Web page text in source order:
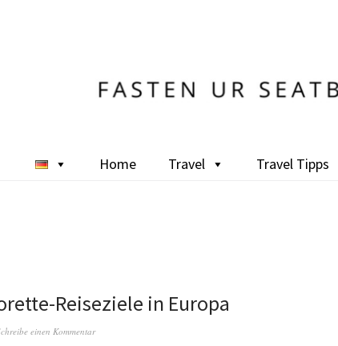
Home Travel Travel Tipps
Reiseziele in Europa
einen Kommentar